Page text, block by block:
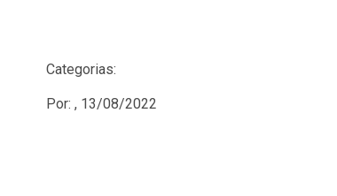
Categorias:
Por: , 13/08/2022